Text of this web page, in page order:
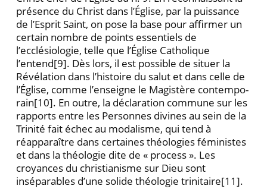
présence du Christ dans l’Église, par la puissance
de l’Esprit Saint, on pose la base pour affirmer un
certain nombre de points essentiels de
l’ecclésiologie, telle que l’Église Catholique
l’entend[9]. Dès lors, il est possible de situer la
Révélation dans l’histoire du salut et dans celle de
l’Église, comme l’enseigne le Magistère contempo­
rain[10]. En outre, la déclaration commune sur les
rap­ports entre les Personnes divines au sein de la
Trinité fait échec au modalisme, qui tend à
réapparaître dans certaines théologies féministes
et dans la théologie dite de « process ». Les
croyances du christianisme sur Dieu sont
inséparables d’une solide théologie trinitaire[11].